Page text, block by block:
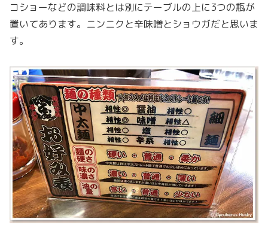
コショーなどの調味料とは別にテーブルの上に3つの瓶が
置いてあります。ニンニクと辛味噌とショウガだと思いま
す。